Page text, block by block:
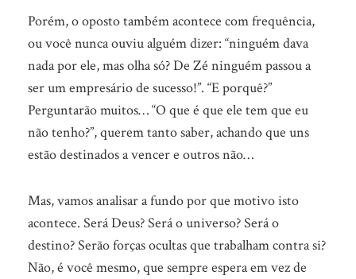
Porém, o oposto também acontece com frequência,
ou você nunca ouviu alguém dizer: “ninguém dava
nada por ele, mas olha só? De Zé ninguém passou a
ser um empresário de sucesso!”. “E porquê?”
Perguntarão muitos… “O que é que ele tem que eu
não tenho?”, querem tanto saber, achando que uns
estão destinados a vencer e outros não…
Mas, vamos analisar a fundo por que motivo isto
acontece. Será Deus? Será o universo? Será o
destino? Serão forças ocultas que trabalham contra si?
Não, é você mesmo, que sempre espera em vez de